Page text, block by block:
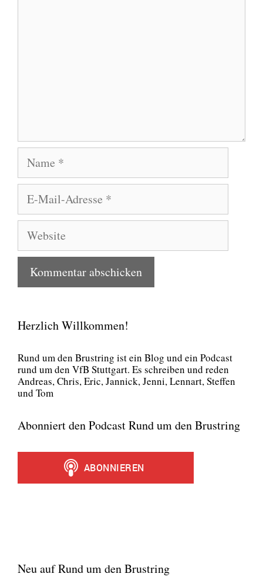
Name
E-
Mail-
Adresse
Website
Herzlich Willkommen!
Rund um den Brust­ring ist ein Blog und ein Pod­cast
rund um den VfB Stutt­gart. Es schrei­ben und reden
Andre­as, Chris, Eric, Jan­nick, Jen­ni, Lenn­art, Stef­fen
und Tom
Abonniert den Podcast Rund um den Brustring
Neu auf Rund um den Brustring